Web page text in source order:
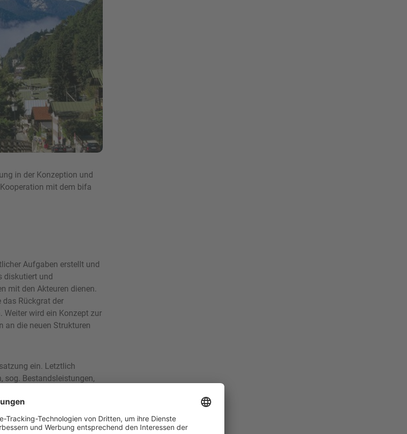
in der Konzeption und
mit dem bifa
Aufgaben erstellt und
diskutiert und
mit den Akteuren dienen.
Rückgrat der
wird ein Konzept zur
an die neuen Strukturen
ein. Letztlich
sog. Bestandsleistungen,
werden über die
Jahr 2019 erfolgen.